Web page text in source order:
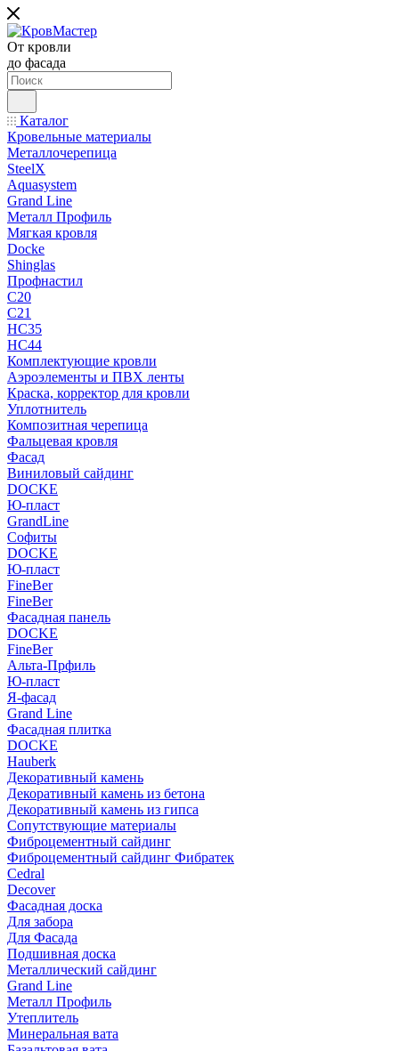
От кровли
до фасада
Каталог
Кровельные материалы
Металлочерепица
SteelX
Aquasystem
Grand Line
Металл Профиль
Мягкая кровля
Docke
Shinglas
Профнастил
C20
C21
НС35
НС44
Комплектующие кровли
Аэроэлементы и ПВХ ленты
Краска, корректор для кровли
Уплотнитель
Композитная черепица
Фальцевая кровля
Фасад
Виниловый сайдинг
DOCKE
Ю-пласт
GrandLine
Софиты
DOCKE
Ю-пласт
FineBer
FineBer
Фасадная панель
DOCKE
FineBer
Альта-Прфиль
Ю-пласт
Я-фасад
Grand Line
Фасадная плитка
DOCKE
Hauberk
Декоративный камень
Декоративный камень из бетона
Декоративный камень из гипса
Сопутствующие материалы
Фиброцементный сайдинг
Фиброцементный сайдинг Фибратек
Cedral
Decover
Фасадная доска
Для забора
Для Фасада
Подшивная доска
Металлический сайдинг
Grand Line
Металл Профиль
Утеплитель
Минеральная вата